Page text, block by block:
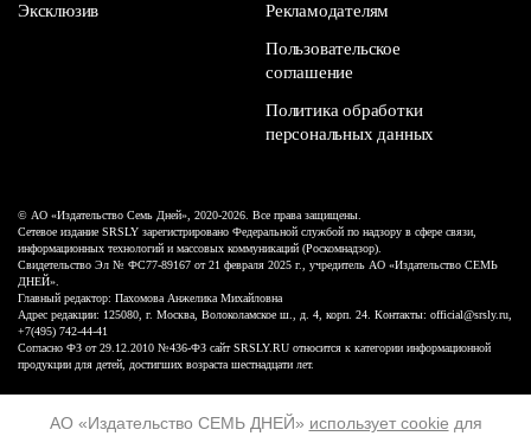
АО «Издательство СЕМЬ ДНЕЙ» использует cookie для
Эксклюзив
Рекламодателям
Пользовательское
соглашение
Политика обработки
персональных данных
© АО «Издательство Семь Дней», 2020-2026. Все права защищены.
Сетевое издание SRSLY зарегистрировано Федеральной службой по надзору в сфере связи,
информационных технологий и массовых коммуникаций (Роскомнадзор).
Свидетельство Эл № ФС77-89167 от 21 февраля 2025 г., учредитель АО «Издательство СЕМЬ
ДНЕЙ».
Главный редактор: Пахомова Анжелика Михайловна
Адрес редакции: 125080, г. Москва, Волоколамское ш., д. 4, корп. 24. Контакты: official@srsly.ru,
+7(495) 742-44-41
Согласно ФЗ от 29.12.2010 №436-ФЗ сайт SRSLY.RU относится к категории информационной
продукции для детей, достигших возраста шестнадцати лет.